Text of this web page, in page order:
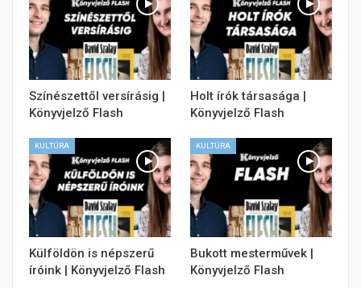
Színészettől versírásig |
Könyvjelző Flash
Holt írók társasága |
Könyvjelző Flash
KULTÚRA
Külföldön is népszerű
íróink | Könyvjelző Flash
KULTÚRA
Bukott mesterművek |
Könyvjelző Flash